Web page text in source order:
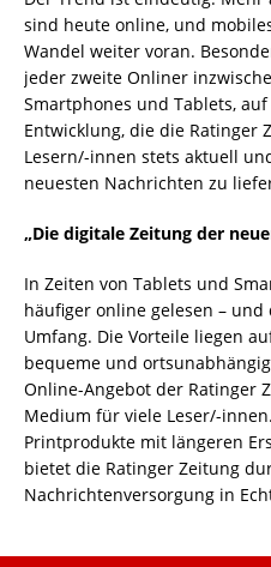
sind heute online, und
Wandel weiter voran.
jeder zweite Onliner
Smartphones und Tablets,
Entwicklung, die die Ratinger
Lesern/-innen stets aktuell
neuesten Nachrichten zu
„Die digitale Zeitung der
In Zeiten von Tablets und
häufiger online gelesen –
Umfang. Die Vorteile liegen
bequeme und
Online-Angebot der Ratinger
Medium für viele Leser/-
Printprodukte mit längeren
bietet die Ratinger Zeitung
Nachrichtenversorgung in